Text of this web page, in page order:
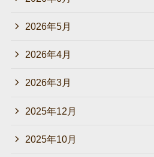
2026年5月
2026年4月
2026年3月
2025年12月
2025年10月